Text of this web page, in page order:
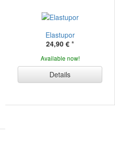
Elastupor
24,90 € *
Available now!
Details